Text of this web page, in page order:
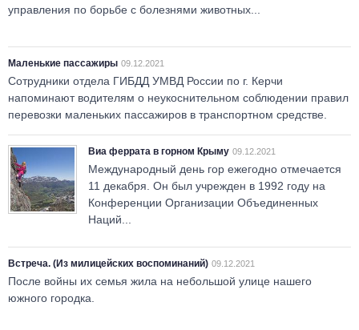
управления по борьбе с болезнями животных...
Маленькие пассажиры 09.12.2021
Сотрудники отдела ГИБДД УМВД России по г. Керчи
напоминают водителям о неукоснительном соблюдении правил
перевозки маленьких пассажиров в транспортном средстве.
Виа феррата в горном Крыму 09.12.2021
Международный день гор ежегодно отмечается
11 декабря. Он был учрежден в 1992 году на
Конференции Организации Объединенных
Наций...
Встреча. (Из милицейских воспоминаний) 09.12.2021
После войны их семья жила на небольшой улице нашего
южного городка.